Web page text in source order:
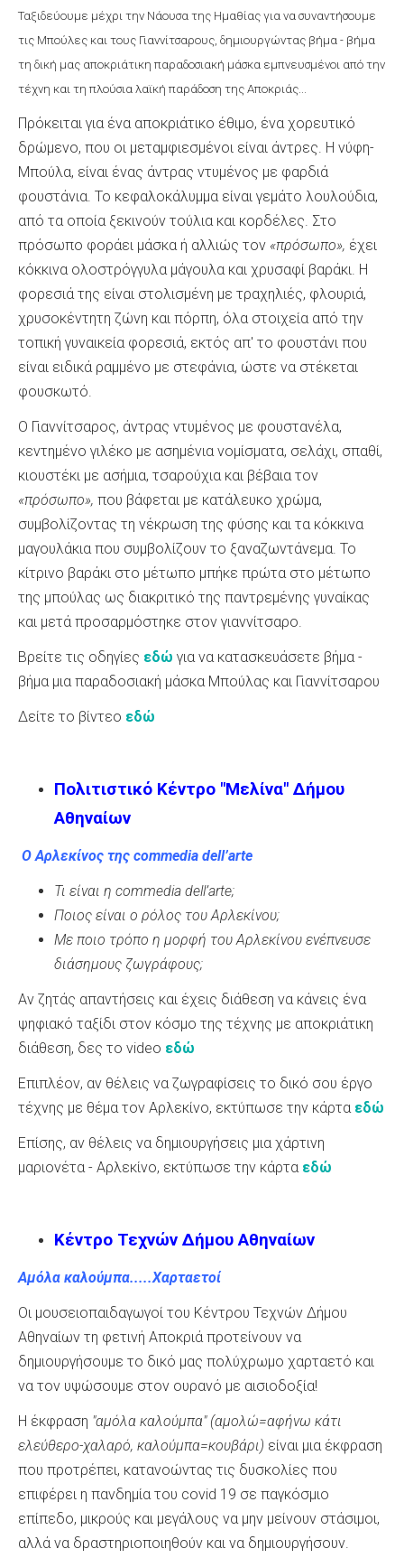
Ταξιδεύουμε μέχρι την Νάουσα της Ημαθίας για να συναντήσουμε
τις Μπούλες και τους Γιαννίτσαρους, δημιουργώντας βήμα - βήμα
τη δική μας αποκριάτικη παραδοσιακή μάσκα εμπνευσμένοι από την
τέχνη και τη πλούσια λαϊκή παράδοση της Αποκριάς...
Πρόκειται για ένα αποκριάτικο έθιμο, ένα χορευτικό
δρώμενο, που οι μεταμφιεσμένοι είναι άντρες. Η νύφη-
Μπούλα, είναι ένας άντρας ντυμένος με φαρδιά
φουστάνια. Το κεφαλοκάλυμμα είναι γεμάτο λουλούδια,
από τα οποία ξεκινούν τούλια και κορδέλες. Στο
πρόσωπο φοράει μάσκα ή αλλιώς τον «πρόσωπο», έχει
κόκκινα ολοστρόγγυλα μάγουλα και χρυσαφί βαράκι. Η
φορεσιά της είναι στολισμένη με τραχηλιές, φλουριά,
χρυσοκέντητη ζώνη και πόρπη, όλα στοιχεία από την
τοπική γυναικεία φορεσιά, εκτός απ' το φουστάνι που
είναι ειδικά ραμμένο με στεφάνια, ώστε να στέκεται
φουσκωτό.
Ο Γιαννίτσαρος, άντρας ντυμένος με φουστανέλα,
κεντημένο γιλέκο με ασημένια νομίσματα, σελάχι, σπαθί,
κιουστέκι με ασήμια, τσαρούχια και βέβαια τον
«πρόσωπο», που βάφεται με κατάλευκο χρώμα,
συμβολίζοντας τη νέκρωση της φύσης και τα κόκκινα
μαγουλάκια που συμβολίζουν το ξαναζωντάνεμα. Το
κίτρινο βαράκι στο μέτωπο μπήκε πρώτα στο μέτωπο
της μπούλας ως διακριτικό της παντρεμένης γυναίκας
και μετά προσαρμόστηκε στον γιαννίτσαρο.
Βρείτε τις οδηγίες εδώ για να κατασκευάσετε βήμα -
βήμα μια παραδοσιακή μάσκα Μπούλας και Γιαννίτσαρου
Δείτε το βίντεο εδώ
Πολιτιστικό Κέντρο "Μελίνα" Δήμου
Αθηναίων
Ο Αρλεκίνος της commedia dell’arte
Τι είναι η commedia dell’arte;
Ποιος είναι ο ρόλος του Αρλεκίνου;
Με ποιο τρόπο η μορφή του Αρλεκίνου ενέπνευσε
διάσημους ζωγράφους;
Αν ζητάς απαντήσεις και έχεις διάθεση να κάνεις ένα
ψηφιακό ταξίδι στον κόσμο της τέχνης με αποκριάτικη
διάθεση, δες το video εδώ
Επιπλέον, αν θέλεις να ζωγραφίσεις το δικό σου έργο
τέχνης με θέμα τον Αρλεκίνο, εκτύπωσε την κάρτα εδώ
Επίσης, αν θέλεις να δημιουργήσεις μια χάρτινη
μαριονέτα - Αρλεκίνο, εκτύπωσε την κάρτα εδώ
Κέντρο Τεχνών Δήμου Αθηναίων
Αμόλα καλούμπα.....Χαρταετοί
Οι μουσειοπαιδαγωγοί του Κέντρου Τεχνών Δήμου
Αθηναίων τη φετινή Αποκριά προτείνουν να
δημιουργήσουμε το δικό μας πολύχρωμο χαρταετό και
να τον υψώσουμε στον ουρανό με αισιοδοξία!
Η έκφραση "αμόλα καλούμπα" (αμολώ=αφήνω κάτι
ελεύθερο-χαλαρό, καλούμπα=κουβάρι) είναι μια έκφραση
που προτρέπει, κατανοώντας τις δυσκολίες που
επιφέρει η πανδημία του covid 19 σε παγκόσμιο
επίπεδο, μικρούς και μεγάλους να μην μείνουν στάσιμοι,
αλλά να δραστηριοποιηθούν και να δημιουργήσουν.